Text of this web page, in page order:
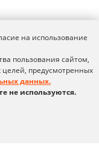
на использование
пользования сайтом,
целей, предусмотренных
данных.
не используются.